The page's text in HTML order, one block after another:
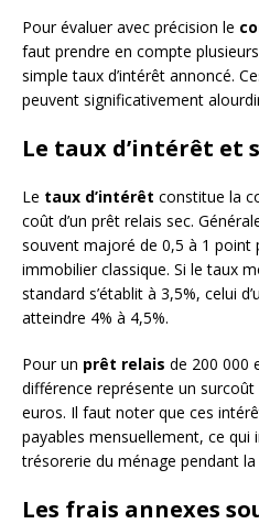
Pour évaluer avec précision le
faut prendre en compte
simple taux d’intérêt annoncé.
peuvent significativement
Le taux d’intérêt et
Le taux d’intérêt constitue la
coût d’un prêt relais sec.
souvent majoré de 0,5 à 1 point
immobilier classique. Si le taux
standard s’établit à 3,5%, celui
atteindre 4% à 4,5%.
Pour un prêt relais de 200 000
différence représente un surcoût
euros. Il faut noter que ces
payables mensuellement, ce qui
trésorerie du ménage pendant
Les frais annexes